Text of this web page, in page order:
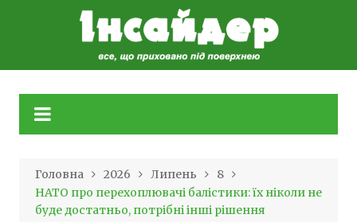
Головна 2026 Липень
8
НАТО про перехоплювачі балістики: їх ніколи не
буде достатньо, потрібні інші рішення